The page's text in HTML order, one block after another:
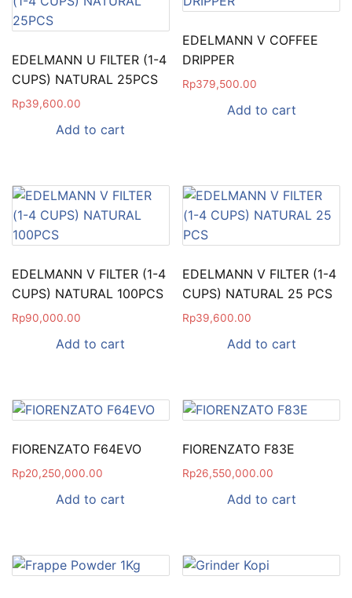
EDELMANN U FILTER (1-4
CUPS) NATURAL 25PCS
Rp39,600.00
Add to cart
EDELMANN V COFFEE
DRIPPER
Rp379,500.00
Add to cart
EDELMANN V FILTER (1-4
CUPS) NATURAL 100PCS
Rp90,000.00
Add to cart
EDELMANN V FILTER (1-4
CUPS) NATURAL 25 PCS
Rp39,600.00
Add to cart
FIORENZATO F64EVO
Rp20,250,000.00
Add to cart
FIORENZATO F83E
Rp26,550,000.00
Add to cart